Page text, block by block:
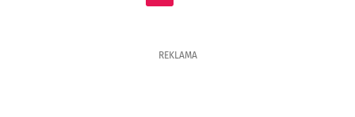
REKLAMA